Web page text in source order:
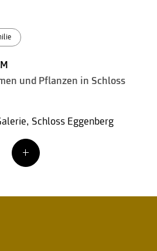
und Pflanzen in Schloss
Schloss Eggenberg